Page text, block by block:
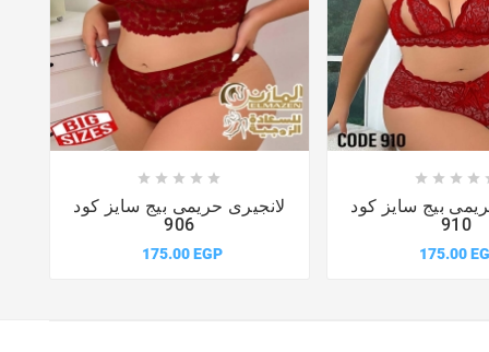

    
لانجيرى حريمى بيج سايز كود
906
175.00 EGP

   
بيج سايز كود
910
175.00